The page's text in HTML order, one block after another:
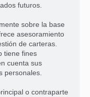
futuros.
sobre la base
asesoramiento
de carteras.
tiene fines
cuenta sus
personales.
o contraparte